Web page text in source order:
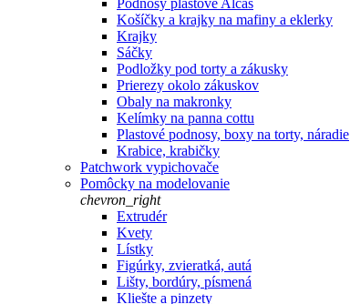
Podnosy plastové Alcas
Košíčky a krajky na mafiny a eklerky
Krajky
Sáčky
Podložky pod torty a zákusky
Prierezy okolo zákuskov
Obaly na makronky
Kelímky na panna cottu
Plastové podnosy, boxy na torty, náradie
Krabice, krabičky
Patchwork vypichovače
Pomôcky na modelovanie
chevron_right
Extrudér
Kvety
Lístky
Figúrky, zvieratká, autá
Lišty, bordúry, písmená
Kliešte a pinzety